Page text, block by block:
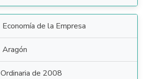
Economía de la Empresa
Aragón
Ordinaria de 2008